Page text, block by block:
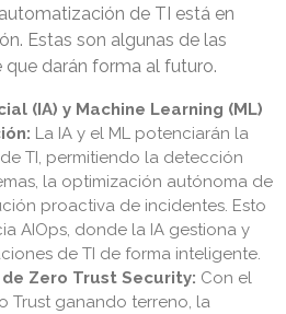
de TI está en
Estas son algunas de las
darán forma al futuro.
(IA) y Machine Learning (ML)
La IA y el ML potenciarán la
TI, permitiendo la detección
la optimización autónoma de
proactiva de incidentes. Esto
AIOps, donde la IA gestiona y
de TI de forma inteligente.
Zero Trust Security: Con el
Trust ganando terreno, la